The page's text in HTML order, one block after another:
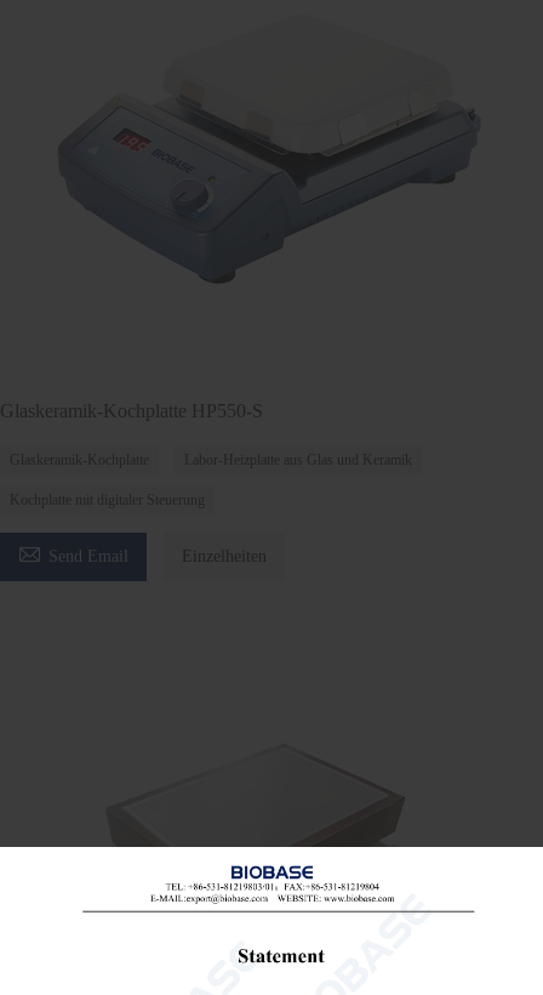
Glaskeramik-Kochplatte HP550-S
Glaskeramik-Kochplatte Labor-Heizplatte aus Glas und Keramik
Kochplatte mit digitaler Steuerung
 Send Email Einzelheiten